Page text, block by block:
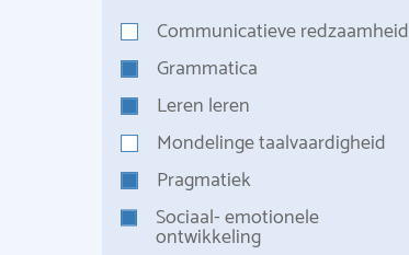
Communicatieve redzaamheid
Grammatica
Leren leren
Mondelinge taalvaardigheid
Pragmatiek
Sociaal- emotionele
ontwikkeling